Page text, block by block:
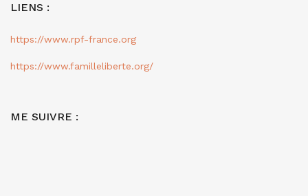
LIENS :
https://www.rpf-france.org
https://www.familleliberte.org/
ME SUIVRE :